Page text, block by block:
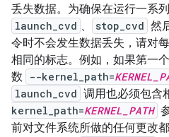
丢失数据。为确保在运行一系
launch_cvd 、 stop_cvd 然
令时不会发生数据丢失，请对
相同的标志。例如，如果第一个
数 --kernel_path=
launch_cvd 调用也必须包含
kernel_path=KERNEL_PATH
前对文件系统所做的任何更改